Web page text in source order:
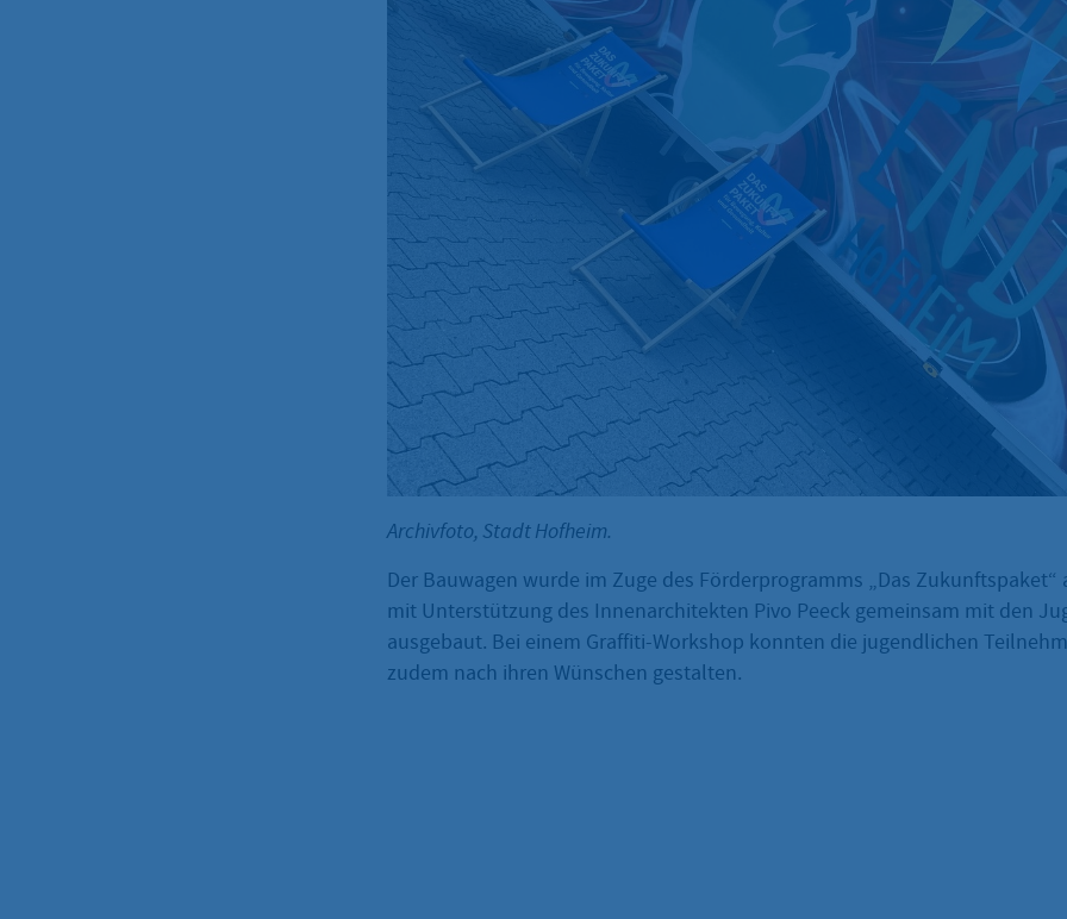
Archivfoto, Stadt Hofheim.
Der Bauwagen wurde im Zuge des Förderprogramms „Das Zukunftspaket“
mit Unterstützung des Innenarchitekten Pivo Peeck gemeinsam mit den
ausgebaut. Bei einem Graffiti-Workshop konnten die jugendlichen
zudem nach ihren Wünschen gestalten.